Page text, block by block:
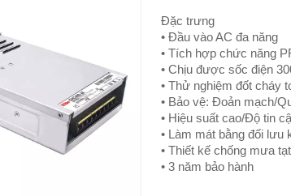
Đặc trưng
• Đầu vào AC đa năng
• Tích hợp chức năng
• Chịu được sốc điện
• Thử nghiệm đốt cháy
• Bảo vệ: Đoản mạch/
• Hiệu suất cao/Độ tin
• Làm mát bằng đối lưu
• Thiết kế chống mưa tạt
• 3 năm bảo hành